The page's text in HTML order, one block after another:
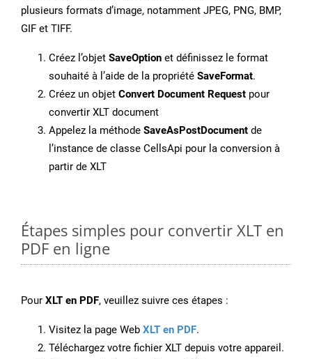
plusieurs formats d’image, notamment JPEG, PNG, BMP,
GIF et TIFF.
Créez l’objet SaveOption et définissez le format
souhaité à l’aide de la propriété SaveFormat.
Créez un objet Convert Document Request pour
convertir XLT document
Appelez la méthode SaveAsPostDocument de
l’instance de classe CellsApi pour la conversion à
partir de XLT
Étapes simples pour convertir XLT en
PDF en ligne
Pour XLT en PDF, veuillez suivre ces étapes :
Visitez la page Web XLT en PDF.
Téléchargez votre fichier XLT depuis votre appareil.